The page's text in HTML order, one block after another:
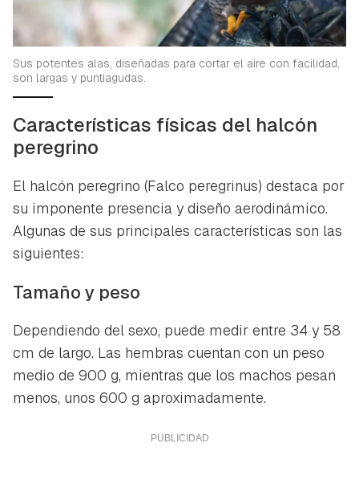
Sus potentes alas, diseñadas para cortar el aire con facilidad,
son largas y puntiagudas.
Características físicas del halcón
peregrino
El halcón peregrino (Falco peregrinus) destaca por
su imponente presencia y diseño aerodinámico.
Algunas de sus principales características son las
siguientes:
Tamaño y peso
Dependiendo del sexo, puede medir entre 34 y 58
cm de largo. Las hembras cuentan con un peso
medio de 900 g, mientras que los machos pesan
menos, unos 600 g aproximadamente.